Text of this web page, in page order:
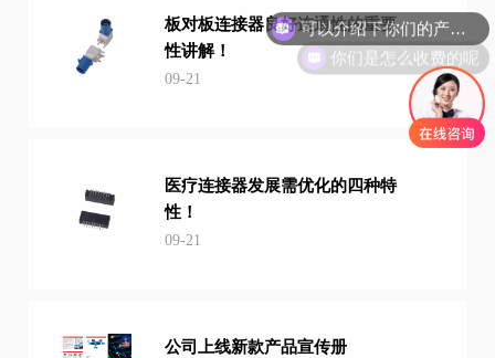
板对板连接器良好连通性的重要
性讲解！
09-21
医疗连接器发展需优化的四种特
性！
09-21
公司上线新款产品宣传册
你们是怎么收费的呢